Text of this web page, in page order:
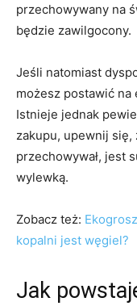
przechowywany na
będzie zawilgocony.
Jeśli natomiast
możesz postawić
Istnieje jednak
zakupu, upewnij
przechowywał, jest
wylewką.
Zobacz też:
kopalni jest węgiel?
Jak